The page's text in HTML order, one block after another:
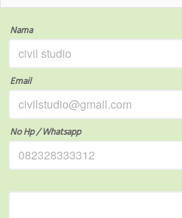
Nama
Email
No Hp / Whatsapp